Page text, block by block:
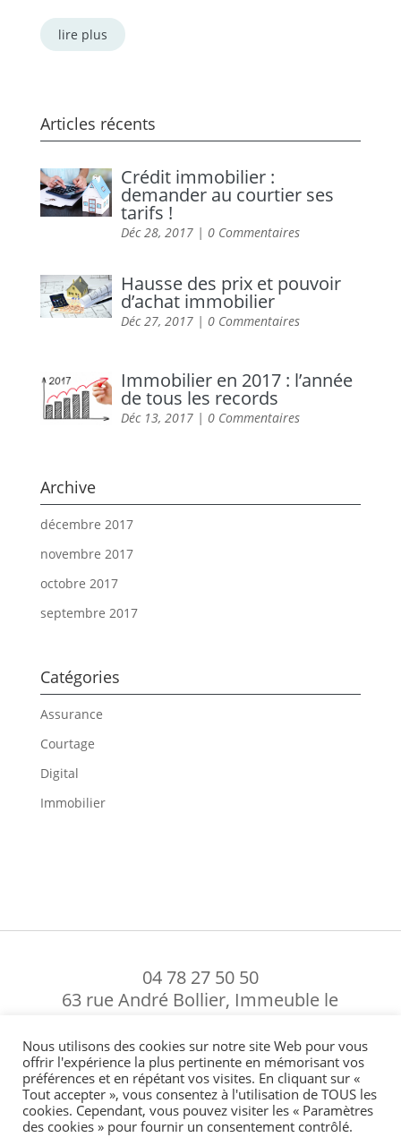
lire plus
Articles récents
Crédit immobilier :
demander au courtier ses
tarifs !
Déc 28, 2017| 0 Commentaires
Hausse des prix et pouvoir
d’achat immobilier
Déc 27, 2017| 0 Commentaires
Immobilier en 2017 : l’année
de tous les records
Déc 13, 2017| 0 Commentaires
Archive
décembre 2017
novembre 2017
octobre 2017
septembre 2017
Catégories
Assurance
Courtage
Digital
Immobilier
04 78 27 50 50
63 rue André Bollier, Immeuble le
Mentions légales -Politique de confidentialité-Politique de
gestion des cookies- En cas de réclamation
 
Nous utilisons des cookies sur notre site Web pour vous
offrir l'expérience la plus pertinente en mémorisant vos
préférences et en répétant vos visites. En cliquant sur «
Tout accepter », vous consentez à l'utilisation de TOUS les
cookies. Cependant, vous pouvez visiter les « Paramètres
des cookies » pour fournir un consentement contrôlé.